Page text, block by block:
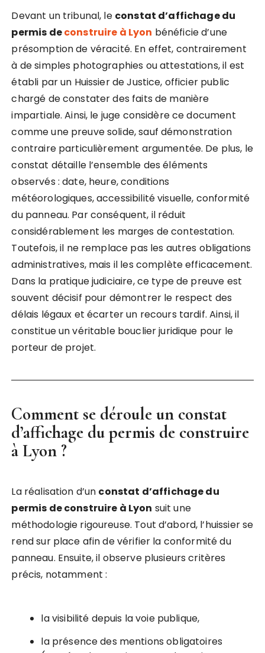
Devant un tribunal, le constat d’affichage du
permis deconstruire à Lyon bénéficie d’une
présomption de véracité. En effet, contrairement
à de simples photographies ou attestations, il est
établi par un Huissier de Justice, officier public
chargé de constater des faits de manière
impartiale. Ainsi, le juge considère ce document
comme une preuve solide, sauf démonstration
contraire particulièrement argumentée. De plus, le
constat détaille l’ensemble des éléments
observés : date, heure, conditions
météorologiques, accessibilité visuelle, conformité
du panneau. Par conséquent, il réduit
considérablement les marges de contestation.
Toutefois, il ne remplace pas les autres obligations
administratives, mais il les complète efficacement.
Dans la pratique judiciaire, ce type de preuve est
souvent décisif pour démontrer le respect des
délais légaux et écarter un recours tardif. Ainsi, il
constitue un véritable bouclier juridique pour le
porteur de projet.
Comment se déroule un constat
d’affichage du permis de construire
à Lyon ?
La réalisation d’un constat d’affichage du
permis de construire à Lyon suit une
méthodologie rigoureuse. Tout d’abord, l’huissier se
rend sur place afin de vérifier la conformité du
panneau. Ensuite, il observe plusieurs critères
précis, notamment :
la visibilité depuis la voie publique,
la présence des mentions obligatoires